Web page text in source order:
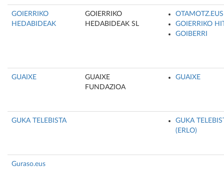
GOIERRIKO
HEDABIDEAK
GOIERRIKO
HEDABIDEAK SL
OTAMOTZ.EUS
GOIERRIKO
GOIBERRI
GUAIXE
GUAIXE
FUNDAZIOA
GUAIXE
GUKA TELEBISTA
GUKA
(ERLO)
Guraso.eus